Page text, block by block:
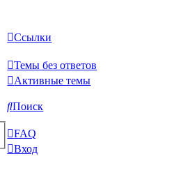
Ссылки
Темы без ответов
Активные темы
Поиск
FAQ
Вход